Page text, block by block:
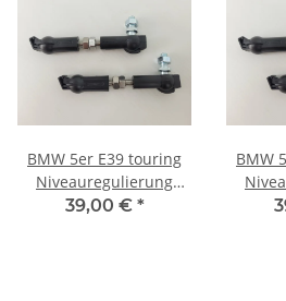
BMW 5er E39 touring
Niveauregulierung
Tieferlegung Edelstahl
39,00 € *
BMW